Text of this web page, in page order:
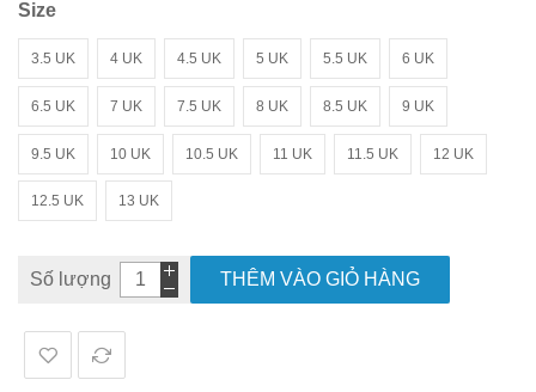
Size
3.5 UK 4 UK 4.5 UK 5 UK 5.5 UK 6 UK
6.5 UK 7 UK 7.5 UK 8 UK 8.5 UK 9 UK
9.5 UK 10 UK 10.5 UK 11 UK 11.5 UK 12 UK
12.5 UK 13 UK
Số lượng THÊM VÀO GIỎ HÀNG